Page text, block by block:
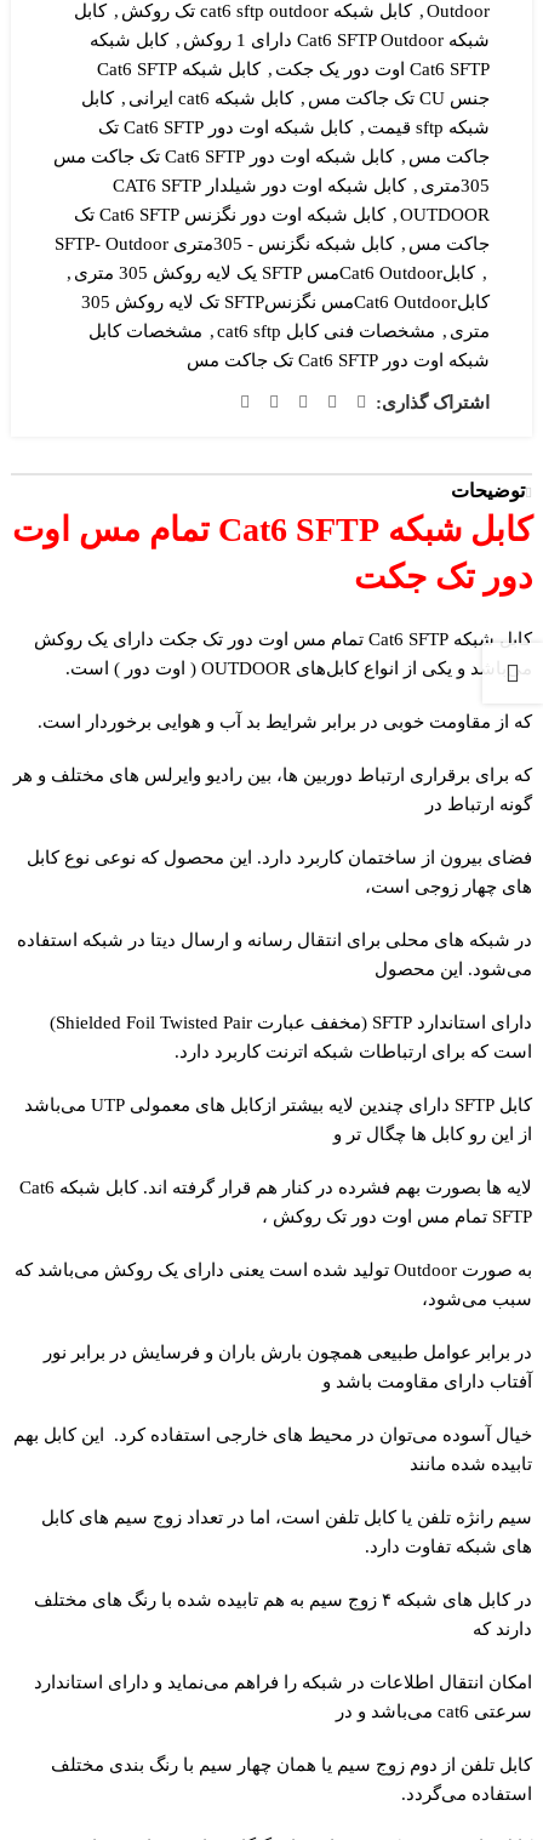
Outdoor
, کابل شبکه cat6 sftp outdoor تک روکش , کابل
شبکه Cat6 SFTP Outdoor دارای 1 روکش
, کابل شبکه
Cat6 SFTP اوت دور یک جکت
,
کابل شبکه Cat6 SFTP
جنس CU تک جاکت مس
, کابل شبکه cat6 ایرانی , کابل
شبکه sftp قیمت
,
کابل شبکه اوت دور Cat6 SFTP تک
جاکت مس ,
کابل شبکه اوت دور Cat6 SFTP تک جاکت مس
305متری
,
کابل شبکه اوت دور شیلدار CAT6 SFTP
OUTDOOR
,
کابل شبکه اوت دور نگزنس Cat6 SFTP تک
جاکت مس , کابل شبکه نگزنس - 305متری SFTP- Outdoor
, کابلCat6 Outdoorمس SFTP یک لایه روکش 305 متری
,
کابلCat6 Outdoorمس نگزنسSFTP تک لایه روکش 305
متری , مشخصات فنی کابل cat6 sftp , مشخصات کابل
شبکه اوت دور Cat6 SFTP تک جاکت مس
اشتراک گذاری:
توضیحات
کابل شبکه Cat6 SFTP تمام مس اوت
دور تک جکت
کابل شبکه Cat6 SFTP تمام مس اوت دور تک جکت دارای یک روکش
می‌باشد و یکی از انواع کابل‌های OUTDOOR ( اوت دور ) است.
که از مقاومت خوبی در برابر شرایط بد آب و هوایی برخوردار است.
که برای برقراری ارتباط دوربین ها، بین رادیو وایرلس های مختلف و هر
گونه ارتباط در
فضای بیرون از ساختمان کاربرد دارد. این محصول که نوعی نوع کابل
های چهار زوجی است،
در شبکه های محلی برای انتقال رسانه و ارسال دیتا در شبکه استفاده
می‌شود. این محصول
دارای استاندارد SFTP (مخفف عبارت Shielded Foil Twisted Pair)
است که برای ارتباطات شبکه اترنت کاربرد دارد.
کابل SFTP دارای چندین لایه بیشتر ازکابل های معمولی UTP می‌باشد
از این رو کابل ها چگال تر و
لایه ها بصورت بهم فشرده در کنار هم قرار گرفته اند. کابل شبکه Cat6
SFTP تمام مس اوت دور تک روکش ،
به صورت Outdoor تولید شده است یعنی دارای یک روکش می‌باشد که
سبب می‌شود،
در برابر عوامل طبیعی همچون بارش باران و فرسایش در برابر نور
آفتاب دارای مقاومت باشد و
خیال آسوده می‌توان در محیط های خارجی استفاده کرد. این کابل بهم
تابیده شده مانند
سیم رانژه تلفن یا کابل تلفن است، اما در تعداد زوج سیم های کابل
های شبکه تفاوت دارد.
در کابل های شبکه ۴ زوج سیم به هم تابیده شده با رنگ های مختلف
دارند که
امکان انتقال اطلاعات در شبکه را فراهم می‌نماید و دارای استاندارد
سرعتی cat6 می‌باشد و در
کابل تلفن از دوم زوج سیم یا همان چهار سیم با رنگ بندی مختلف
استفاده می‌گردد.